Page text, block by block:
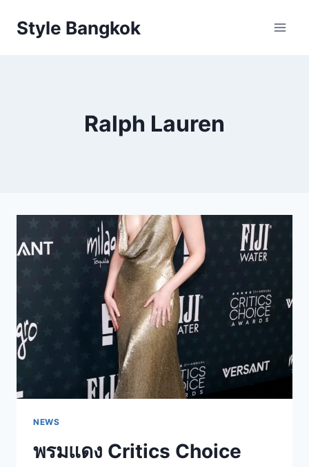
Style Bangkok
Ralph Lauren
NEWS
พรมแดง Critics Choice